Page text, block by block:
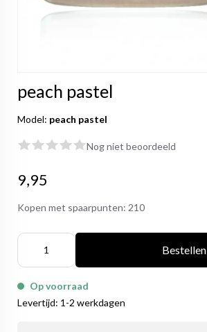
peach pastel
Model: peach pastel
Nog niet beoordeeld
9,95
Kopen met spaarpunten: 210
Bestellen
Op voorraad
Levertijd: 1-2 werkdagen